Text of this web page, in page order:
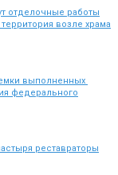
отделочные работы
возле храма
выполненных
федерального
реставраторы